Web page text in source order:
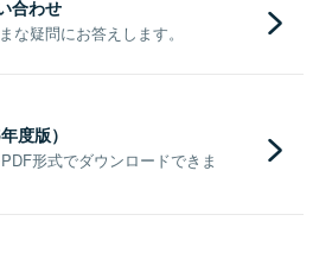
合わせ
な疑問にお答えします。
度版）
形式でダウンロードできま